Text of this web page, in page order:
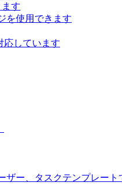
す
を使用できます
応しています
ー、タスクテンプレート